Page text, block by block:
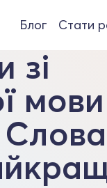
Блог Стати
зі